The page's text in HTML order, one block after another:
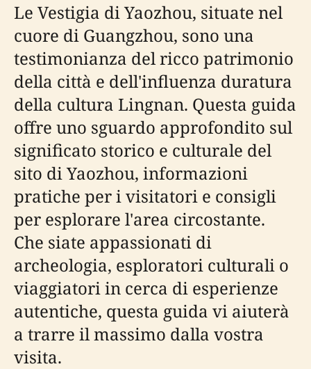
Le Vestigia di Yaozhou, situate nel
cuore di Guangzhou, sono una
testimonianza del ricco patrimonio
della città e dell'influenza duratura
della cultura Lingnan. Questa guida
offre uno sguardo approfondito sul
significato storico e culturale del
sito di Yaozhou, informazioni
pratiche per i visitatori e consigli
per esplorare l'area circostante.
Che siate appassionati di
archeologia, esploratori culturali o
viaggiatori in cerca di esperienze
autentiche, questa guida vi aiuterà
a trarre il massimo dalla vostra
visita.